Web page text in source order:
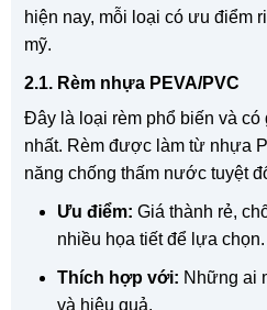
hiện nay, mỗi loại có ưu điểm
mỹ.
2.1. Rèm nhựa PEVA/PVC
Đây là loại rèm phổ biến và có
nhất. Rèm được làm từ nhựa
năng chống thấm nước tuyệt
Ưu điểm: Giá thành rẻ,
nhiều họa tiết để lựa chọn.
Thích hợp với: Những ai
và hiệu quả.